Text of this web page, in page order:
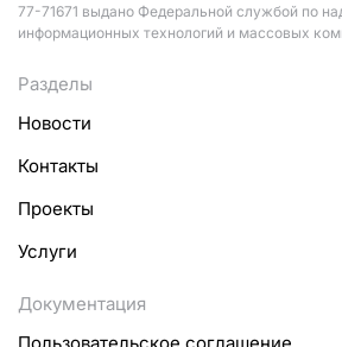
77-71671 выдано Федеральной службой по
информационных технологий и массовых
Разделы
Новости
Контакты
Проекты
Услуги
Документация